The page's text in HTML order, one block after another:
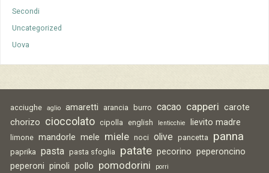
Secondi
Uncategorized
Uova
acciughe aglio amaretti arancia burro cacao capperi carote
chorizo
cioccolato cipolla english lenticchie lievito madre
limone mandorle mele miele noci olive pancetta panna
paprika pasta pasta sfoglia patate pecorino peperoncino
peperoni pinoli pollo pomodorini porri